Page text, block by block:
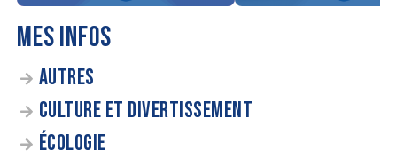
MES INFOS
AUTRES
CULTURE ET DIVERTISSEMENT
ÉCOLOGIE